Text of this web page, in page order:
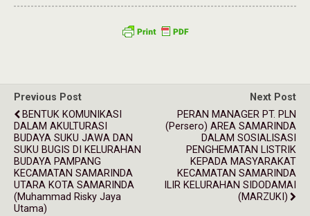
Previous Post
BENTUK KOMUNIKASI
DALAM AKULTURASI
BUDAYA SUKU JAWA DAN
SUKU BUGIS DI KELURAHAN
BUDAYA PAMPANG
KECAMATAN SAMARINDA
UTARA KOTA SAMARINDA
(Muhammad Risky Jaya
Utama)
Next Post
PERAN MANAGER PT. PLN
(Persero) AREA SAMARINDA
DALAM SOSIALISASI
PENGHEMATAN LISTRIK
KEPADA MASYARAKAT
KECAMATAN SAMARINDA
ILIR KELURAHAN SIDODAMAI
(MARZUKI)